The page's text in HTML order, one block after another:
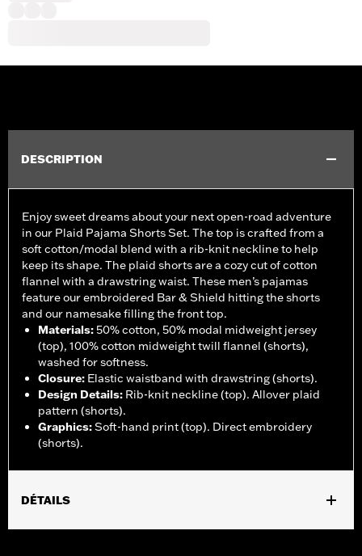
DESCRIPTION
Enjoy sweet dreams about your next open-road adventure
in our Plaid Pajama Shorts Set. The top is crafted from a
soft cotton/modal blend with a rib-knit neckline to help
keep its shape. The plaid shorts are a cozy cut of cotton
flannel with a drawstring waist. These men’s pajamas
feature our embroidered Bar & Shield hitting the shorts
and our namesake filling the front top.
Materials:50% cotton, 50% modal midweight jersey
(top), 100% cotton midweight twill flannel (shorts),
washed for softness.
Closure: Elastic waistband with drawstring (shorts).
Design Details: Rib-knit neckline (top). Allover plaid
pattern (shorts).
Graphics:Soft-hand print (top). Direct embroidery
(shorts).
DÉTAILS